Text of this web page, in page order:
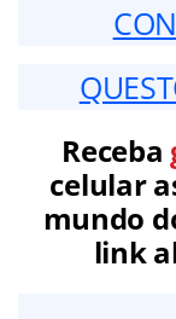
Receba
celular
mundo
link